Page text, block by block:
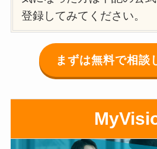
登録してみてください。
まずは無料で相談